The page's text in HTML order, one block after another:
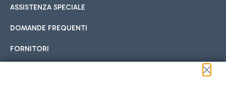
ASSISTENZA SPECIALE
DOMANDE FREQUENTI
FORNITORI